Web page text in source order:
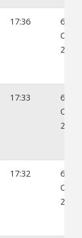
17:36
6.
2022
17:33
6.
2022
17:32
6.
2022